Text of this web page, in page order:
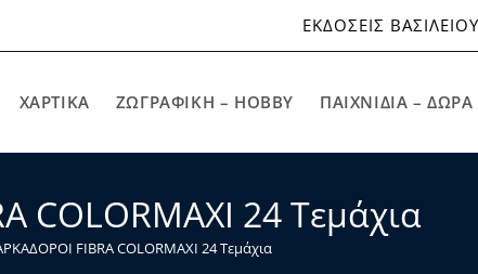
ΕΚΔΟΣΕΙΣ ΒΑΣΙΛΕΙΟΥ
ΧΑΡΤΙΚΆ ΖΩΓΡΑΦΙΚΉ – HOBBY ΠΑΙΧΝΊΔΙΑ – ΔΏΡΑ
COLORMAXI 24 Τεμάχια
FIBRA COLORMAXI 24 Τεμάχια